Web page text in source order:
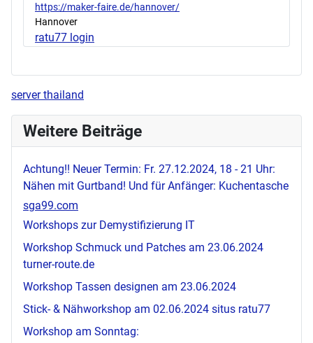
https://maker-faire.de/hannover/
Hannover
ratu77 login
server thailand
Weitere Beiträge
Achtung!! Neuer Termin: Fr. 27.12.2024, 18 - 21 Uhr:
Nähen mit Gurtband! Und für Anfänger: Kuchentasche
sga99.com
Workshops zur Demystifizierung IT
Workshop Schmuck und Patches am 23.06.2024
turner-route.de
Workshop Tassen designen am 23.06.2024
Stick- & Nähworkshop am 02.06.2024 situs ratu77
Workshop am Sonntag: